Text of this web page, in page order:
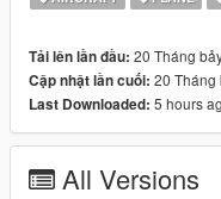
Tải lên lần đầu: 20 Tháng
Cập nhật lần cuối: 20 Tháng
Last Downloaded: 5 hours
All Versions